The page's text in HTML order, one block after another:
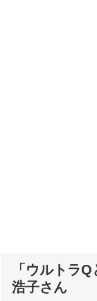
「ウルトラ
浩子さん